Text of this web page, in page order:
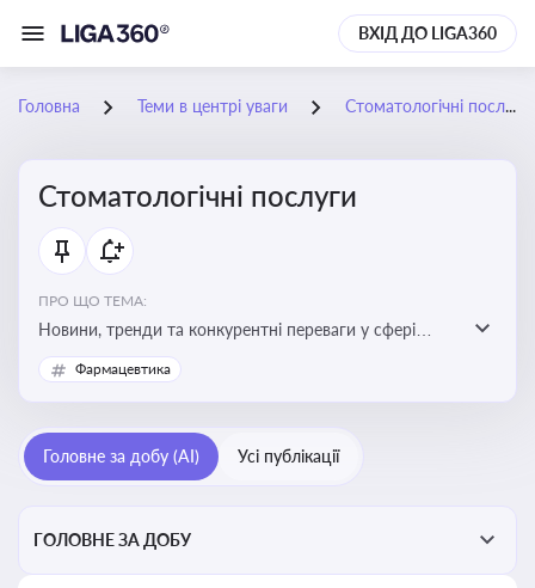
ВХІД ДО LIGA360
Головна Теми в центрі уваги Стоматологічні послуги
Стоматологічні послуги
ПРО ЩО ТЕМА:
Новини, тренди та конкурентні переваги у сфері
стоматологічних послуг. Використання новітніх
технологій та стратегій для покращення
Фармацевтика
Головне за добу (AI) Усі публікації
ГОЛОВНЕ ЗА ДОБУ